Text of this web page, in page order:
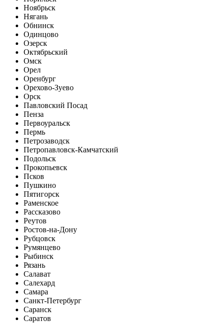
Ноябрьск
Нягань
Обнинск
Одинцово
Озерск
Октябрьский
Омск
Орел
Оренбург
Орехово-Зуево
Орск
Павловский Посад
Пенза
Первоуральск
Пермь
Петрозаводск
Петропавловск-Камчатский
Подольск
Прокопьевск
Псков
Пушкино
Пятигорск
Раменское
Рассказово
Реутов
Ростов-на-Дону
Рубцовск
Румянцево
Рыбинск
Рязань
Салават
Салехард
Самара
Санкт-Петербург
Саранск
Саратов